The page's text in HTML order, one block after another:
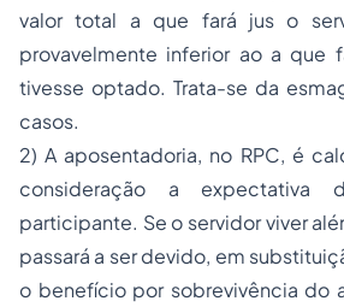
valor total a que fará jus o
provavelmente inferior ao a que
tivesse optado. Trata-se da
casos.
2) A aposentadoria, no RPC, é
consideração a expectativa
participante. Se o servidor viver
passará a ser devido, em
o benefício por sobrevivência do